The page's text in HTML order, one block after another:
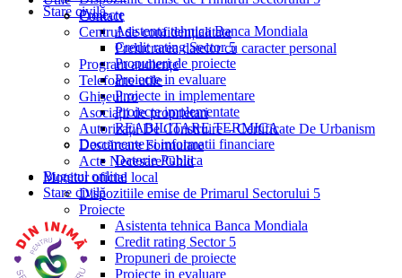
Stare civilă
Proiecte
Asistenta tehnica Banca Mondiala
Credit rating Sector 5
Propuneri de proiecte
Proiecte in evaluare
Proiecte in implementare
Proiecte implementate
REABILITARE TERMICA
Documente si informatii financiare
Datorie Publica
Bugetul online
Stare civilă
Contact
Centrul de confidențialitate
Prelucrarea datelor cu caracter personal
Program audiențe
Telefoane utile
Ghișeul.ro
Asociații de proprietari
Autorizații De Construire – Certificate De Urbanism
Descărcare Formulare
Acte Necesare/Ghid
Monitor oficial local
Dispozitiile emise de Primarul Sectorului 5
Proiecte
Asistenta tehnica Banca Mondiala
Credit rating Sector 5
Propuneri de proiecte
Proiecte in evaluare